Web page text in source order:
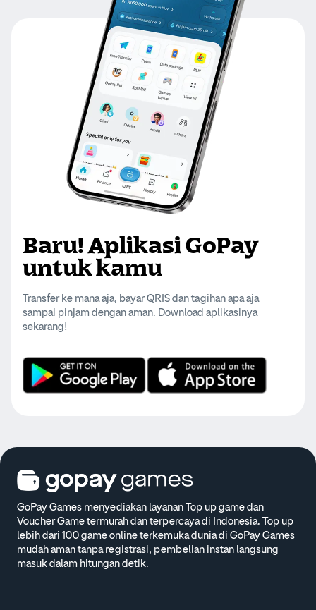
Baru! Aplikasi GoPay
untuk kamu
Transfer ke mana aja, bayar QRIS dan tagihan apa aja
sampai pinjam dengan aman. Download aplikasinya
sekarang!
GoPay Games menyediakan layanan Top up game dan
Voucher Game termurah dan terpercaya di Indonesia. Top up
lebih dari 100 game online terkemuka dunia di GoPay Games
mudah aman tanpa registrasi, pembelian instan langsung
masuk dalam hitungan detik.